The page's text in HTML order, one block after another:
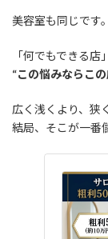
美容室も同じです。
「何でもできる店
“この悩みならこ
広く浅くより、狭
結局、そこが一番